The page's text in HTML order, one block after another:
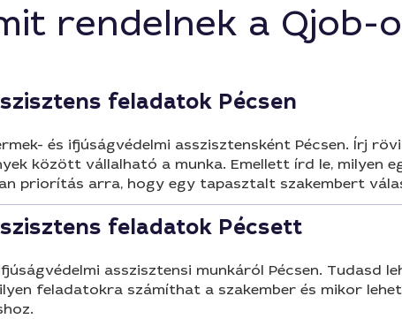
rendelnek a Qjob-
feladatok Pécsen
és ifjúságvédelmi asszisztensként Pécsen. Írj
között vállalható a munka. Emellett írd le, milyen
priorítás arra, hogy egy tapasztalt szakembert
feladatok Pécsett
asszisztensi munkáról Pécsen. Tudasd
feladatokra számíthat a szakember és mikor